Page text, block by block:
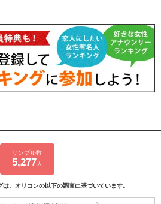
サンプル数
5,277 人
、オリコンの以下の調査に基づいています。